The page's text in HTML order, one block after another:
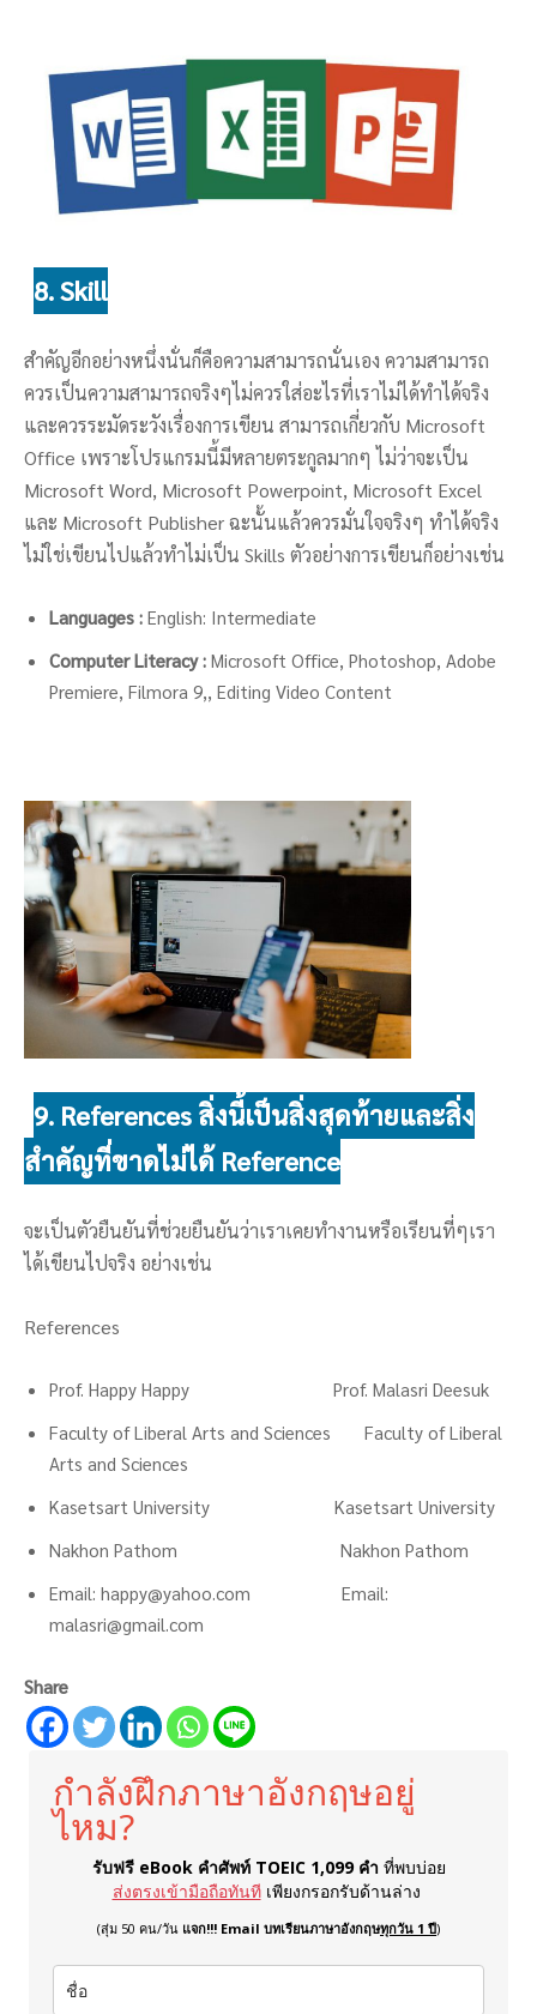
8. Skill
สำคัญอีกอย่างหนึ่งนั่นก็คือความสามารถนั่นเอง ความสามารถ
ควรเป็นความสามารถจริงๆไม่ควรใส่อะไรที่เราไม่ได้ทำได้จริง
และควรระมัดระวังเรื่องการเขียน สามารถเกี่ยวกับ Microsoft
Office เพราะโปรแกรมนี้มีหลายตระกูลมากๆ ไม่ว่าจะเป็น
Microsoft Word, Microsoft Powerpoint, Microsoft Excel
และ Microsoft Publisher ฉะนั้นแล้วควรมั่นใจจริงๆ ทำได้จริง
ไม่ใช่เขียนไปแล้วทำไม่เป็น Skills ตัวอย่างการเขียนก็อย่างเช่น
Languages : English: Intermediate
Computer Literacy : Microsoft Office, Photoshop, Adobe
Premiere, Filmora 9,, Editing Video Content
9. References สิ่งนี้เป็นสิ่งสุดท้ายและสิ่ง
สำคัญที่ขาดไม่ได้ Reference
จะเป็นตัวยืนยันที่ช่วยยืนยันว่าเราเคยทำงานหรือเรียนที่ๆเรา
ได้เขียนไปจริง อย่างเช่น
References
Prof. Happy Happy Prof. Malasri Deesuk
Faculty of Liberal Arts and Sciences Faculty of Liberal
Arts and Sciences
Kasetsart University Kasetsart University
Nakhon Pathom Nakhon Pathom
Email: happy@yahoo.com Email:
malasri@gmail.com
Share
กำลังฝึกภาษาอังกฤษอยู่
ไหม?
รับฟรี eBook คำศัพท์ TOEIC 1,099 คำ ที่พบบ่อย
ส่งตรงเข้ามือถือทันที เพียงกรอกรับด้านล่าง
(สุ่ม 50 คน/วัน แจก!!! Email บทเรียนภาษาอังกฤษทุกวัน 1 ปี)